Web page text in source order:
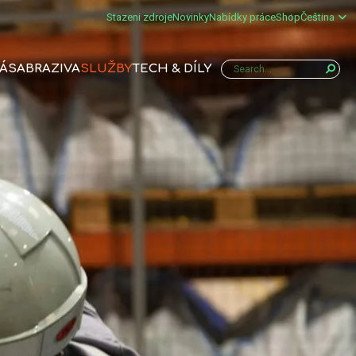
Stazeni zdrojeNovinkyNabídky práceShopČeština
ABRAZIVASLUŽBYTECH & DÍLY